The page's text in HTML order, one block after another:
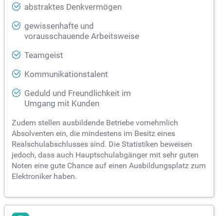
abstraktes Denkvermögen
gewissenhafte und
vorausschauende Arbeitsweise
Teamgeist
Kommunikationstalent
Geduld und Freundlichkeit im
Umgang mit Kunden
Zudem stellen ausbildende Betriebe vornehmlich
Absolventen ein, die mindestens im Besitz eines
Realschulabschlusses sind. Die Statistiken beweisen
jedoch, dass auch Hauptschulabgänger mit sehr guten
Noten eine gute Chance auf einen Ausbildungsplatz zum
Elektroniker haben.